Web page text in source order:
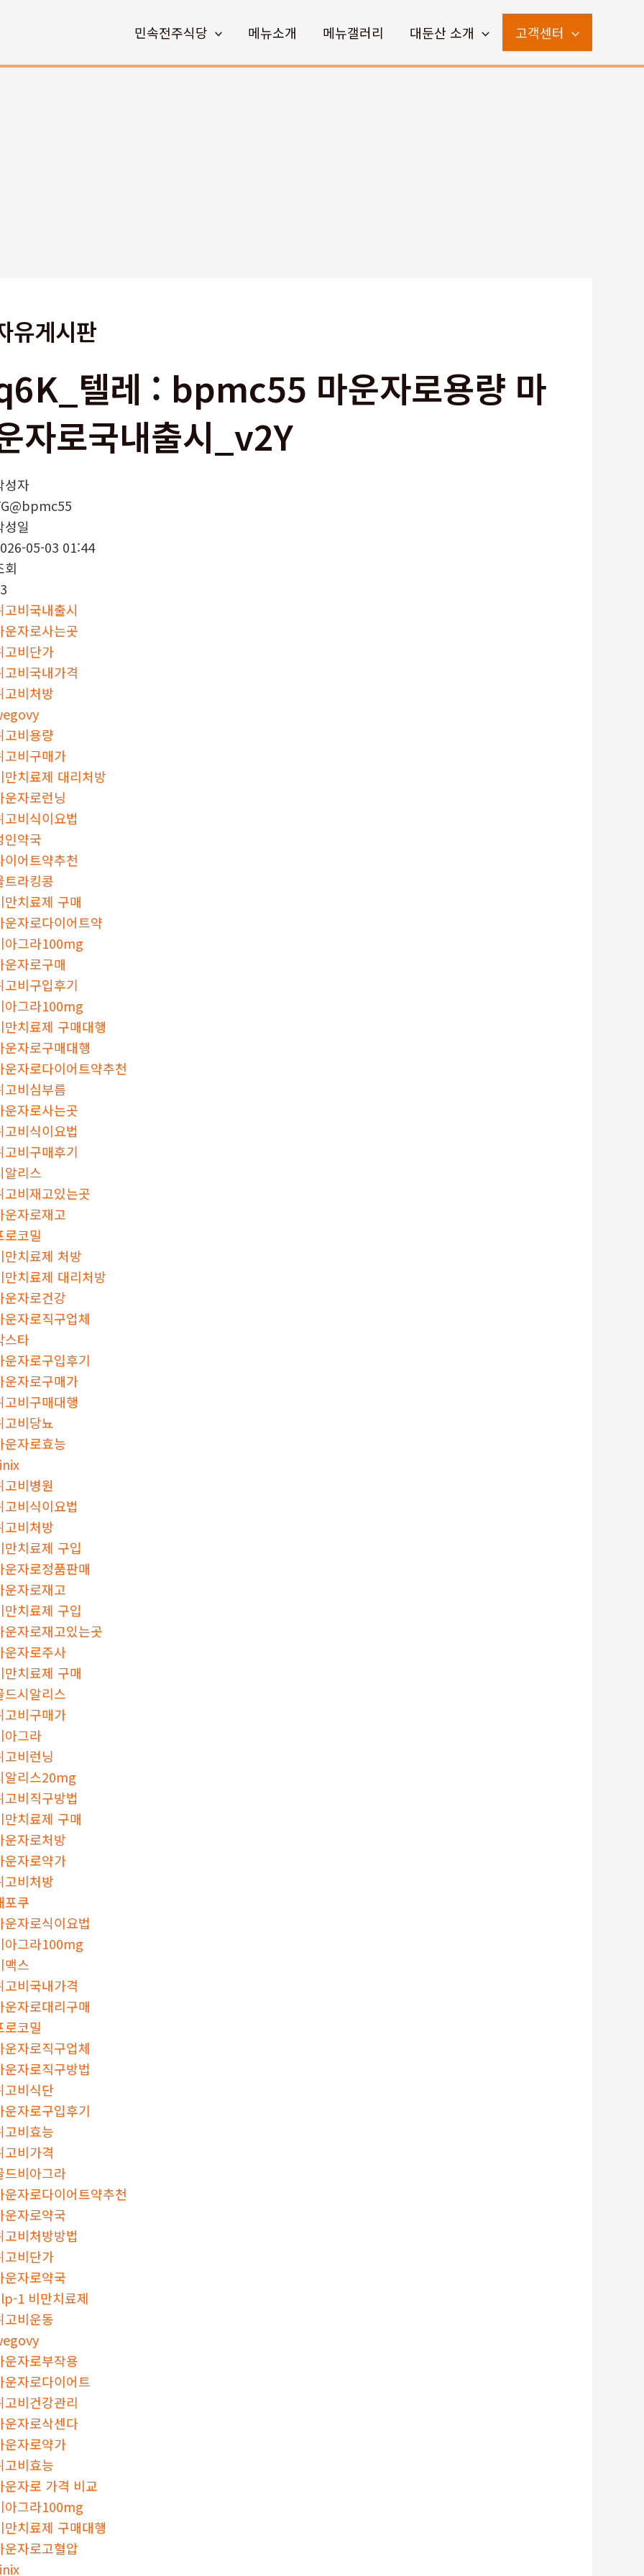
민속전주식당 메뉴소개 메뉴갤러리 대둔산 소개 고객센터
유게시판
텔레 : bpmc55 마운자로용량 마
자로국내출시_v2Y
성자
성일
05-03 01:44
회
고비국내출시
운자로사는곳
고비단가
고비국내가격
고비처방
고비용량
고비구매가
만치료제 대리처방
운자로런닝
고비식이요법
인약국
이어트약추천
트라킹콩
만치료제 구매
운자로다이어트약
아그라100mg
운자로구매
고비구입후기
아그라100mg
만치료제 구매대행
운자로구매대행
운자로다이어트약추천
고비심부름
운자로사는곳
고비식이요법
고비구매후기
알리스
고비재고있는곳
운자로재고
로코밀
만치료제 처방
만치료제 대리처방
운자로건강
운자로직구업체
스타
운자로구입후기
운자로구매가
고비구매대행
고비당뇨
운자로효능
고비병원
고비식이요법
고비처방
만치료제 구입
운자로정품판매
운자로재고
만치료제 구입
운자로재고있는곳
운자로주사
만치료제 구매
드시알리스
고비구매가
아그라
고비런닝
알리스20mg
고비직구방법
만치료제 구매
운자로처방
운자로약가
고비처방
포쿠
운자로식이요법
아그라100mg
맥스
고비국내가격
운자로대리구매
로코밀
운자로직구업체
운자로직구방법
고비식단
운자로구입후기
고비효능
고비가격
드비아그라
운자로다이어트약추천
운자로약국
고비처방방법
고비단가
운자로약국
1 비만치료제
고비운동
운자로부작용
운자로다이어트
고비건강관리
운자로삭센다
운자로약가
고비효능
운자로 가격 비교
아그라100mg
만치료제 구매대행
운자로고혈압